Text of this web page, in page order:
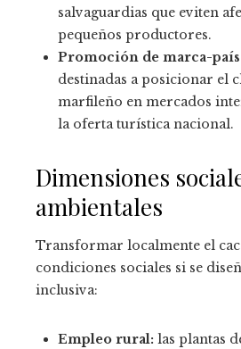
salvaguardias que eviten
pequeños productores.
Promoción de marca-
destinadas a posicionar el
marfileño en mercados
la oferta turística nacional.
Dimensiones
ambientales
Transformar localmente el
condiciones sociales si se
inclusiva:
Empleo rural: las plantas